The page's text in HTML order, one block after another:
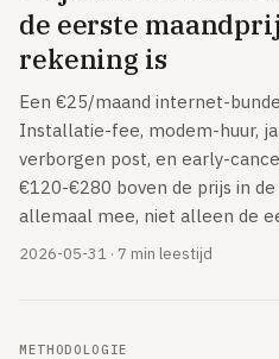
de eerste
rekening is
Een €25/maand internet-
Installatie-fee, modem-huur,
verborgen post, en early-
€120-€280 boven de prijs in
allemaal mee, niet alleen de
2026-05-31 · 7 min leestijd
METHODOLOGIE